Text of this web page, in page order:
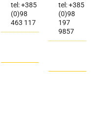
tel: +385
(0)98
463 117
tel: +385
(0)98
197
9857